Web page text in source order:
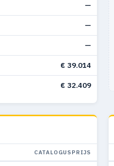
—
—
—
€ 39.014
€ 32.409
CATALOGUSPRIJS